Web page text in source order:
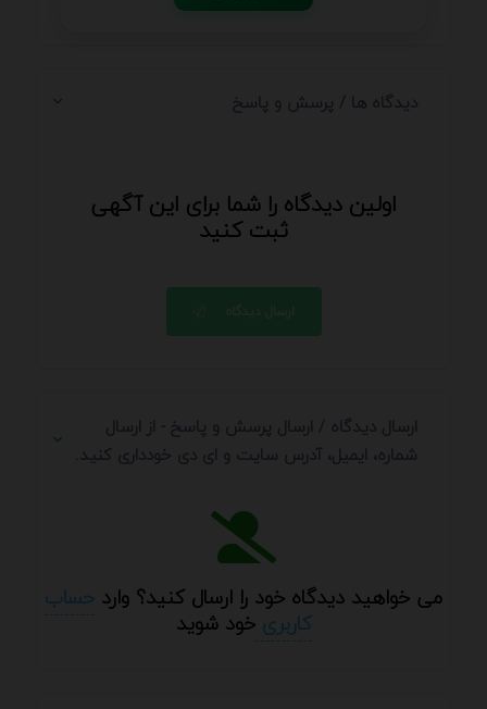
دیدگاه ها / پرسش و پاسخ
اولین دیدگاه را شما برای این آگهی
ثبت کنید
ارسال دیدگاه
ارسال دیدگاه / ارسال پرسش و پاسخ - از ارسال
شماره، ایمیل، آدرس سایت و ای دی خودداری کنید.
می خواهید دیدگاه خود را ارسال کنید؟ وارد حساب
کاربریخود شوید